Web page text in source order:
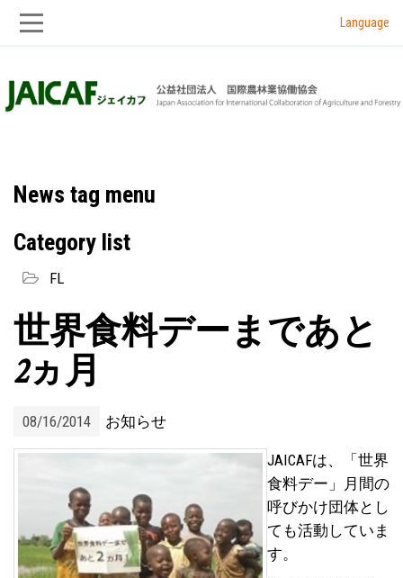
to
to
Language
News tag menu
Category list
FL
世界食料デーまであと
2ヵ月
08/16/2014 お知らせ
JAICAFは、「世界
食料デー」月間の
呼びかけ団体とし
ても活動していま
す。